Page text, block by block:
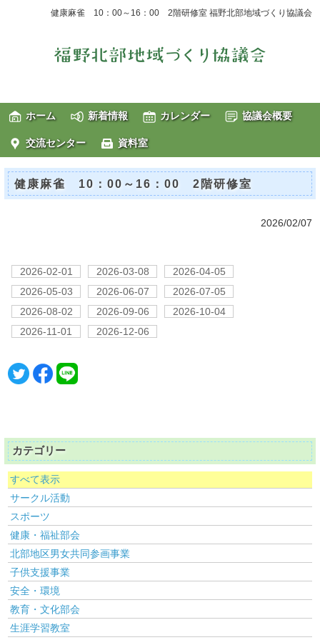
健康麻雀 10：00～16：00 2階研修室 福野北部地域づくり協議会
ホーム 新着情報 カレンダー 協議会概要
交流センター 資料室
健康麻雀 10：00～16：00 2階研修室
2026/02/07
2026-02-01 2026-03-08
2026-04-05
2026-05-03
2026-06-07
2026-07-05
2026-08-02
2026-09-06
2026-10-04
2026-11-01
2026-12-06
カテゴリー
すべて表示
サークル活動
スポーツ
健康・福祉部会
北部地区男女共同参画事業
子供支援事業
安全・環境
教育・文化部会
生涯学習教室